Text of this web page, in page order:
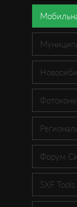
Форум
SXF Tools